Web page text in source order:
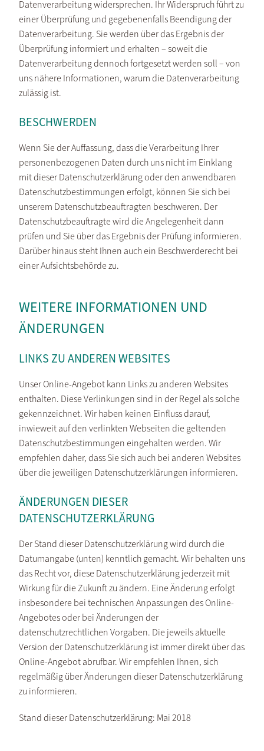
Datenverarbeitung widersprechen. Ihr Widerspruch führt zu
einer Überprüfung und gegebenenfalls Beendigung der
Datenverarbeitung. Sie werden über das Ergebnis der
Überprüfung informiert und erhalten – soweit die
Datenverarbeitung dennoch fortgesetzt werden soll – von
uns nähere Informationen, warum die Datenverarbeitung
zulässig ist.
BESCHWERDEN
Wenn Sie der Auffassung, dass die Verarbeitung Ihrer
personenbezogenen Daten durch uns nicht im Einklang
mit dieser Datenschutzerklärung oder den anwendbaren
Datenschutzbestimmungen erfolgt, können Sie sich bei
unserem Datenschutzbeauftragten beschweren. Der
Datenschutzbeauftragte wird die Angelegenheit dann
prüfen und Sie über das Ergebnis der Prüfung informieren.
Darüber hinaus steht Ihnen auch ein Beschwerderecht bei
einer Aufsichtsbehörde zu.
WEITERE INFORMATIONEN UND
ÄNDERUNGEN
LINKS ZU ANDEREN WEBSITES
Unser Online-Angebot kann Links zu anderen Websites
enthalten. Diese Verlinkungen sind in der Regel als solche
gekennzeichnet. Wir haben keinen Einfluss darauf,
inwieweit auf den verlinkten Webseiten die geltenden
Datenschutzbestimmungen eingehalten werden. Wir
empfehlen daher, dass Sie sich auch bei anderen Websites
über die jeweiligen Datenschutzerklärungen informieren.
ÄNDERUNGEN DIESER
DATENSCHUTZERKLÄRUNG
Der Stand dieser Datenschutzerklärung wird durch die
Datumangabe (unten) kenntlich gemacht. Wir behalten uns
das Recht vor, diese Datenschutzerklärung jederzeit mit
Wirkung für die Zukunft zu ändern. Eine Änderung erfolgt
insbesondere bei technischen Anpassungen des Online-
Angebotes oder bei Änderungen der
datenschutzrechtlichen Vorgaben. Die jeweils aktuelle
Version der Datenschutzerklärung ist immer direkt über das
Online-Angebot abrufbar. Wir empfehlen Ihnen, sich
regelmäßig über Änderungen dieser Datenschutzerklärung
zu informieren.
Stand dieser Datenschutzerklärung: Mai 2018